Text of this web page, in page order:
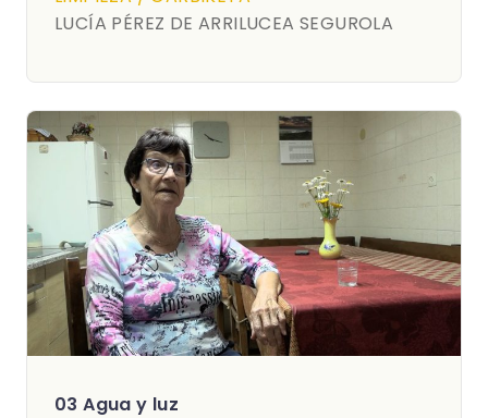
LUCÍA PÉREZ DE ARRILUCEA SEGUROLA
03 Agua y luz